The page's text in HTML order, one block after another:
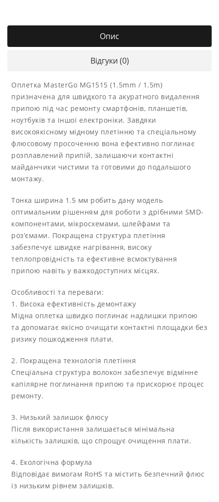
Опис
Відгуки (0)
Оплетка MasterGo MG1515 (1.5mm / 1.5m)
призначена для швидкого та акуратного видалення
припою під час ремонту смартфонів, планшетів,
ноутбуків та іншої електроніки. Завдяки
високоякісному мідному плетінню та спеціальному
флюсовому просоченню вона ефективно поглинає
розплавлений припій, залишаючи контактні
майданчики чистими та готовими до подальшого
монтажу.
Тонка ширина 1.5 мм робить дану модель
оптимальним рішенням для роботи з дрібними SMD-
компонентами, мікросхемами, шлейфами та
роз’ємами. Покращена структура плетіння
забезпечує швидке нагрівання, високу
теплопровідність та ефективне всмоктування
припою навіть у важкодоступних місцях.
Особливості та переваги:
1. Висока ефективність демонтажу
Мідна оплетка швидко поглинає надлишки припою
та допомагає якісно очищати контактні площадки без
ризику пошкодження плати.
2. Покращена технологія плетіння
Спеціальна структура волокон забезпечує відмінне
капілярне поглинання припою та прискорює процес
ремонту.
3. Низький залишок флюсу
Після використання залишається мінімальна
кількість залишків, що спрощує очищення плати.
4. Екологічна формула
Відповідає вимогам RoHS та містить безпечний флюс
із низьким рівнем залишків.